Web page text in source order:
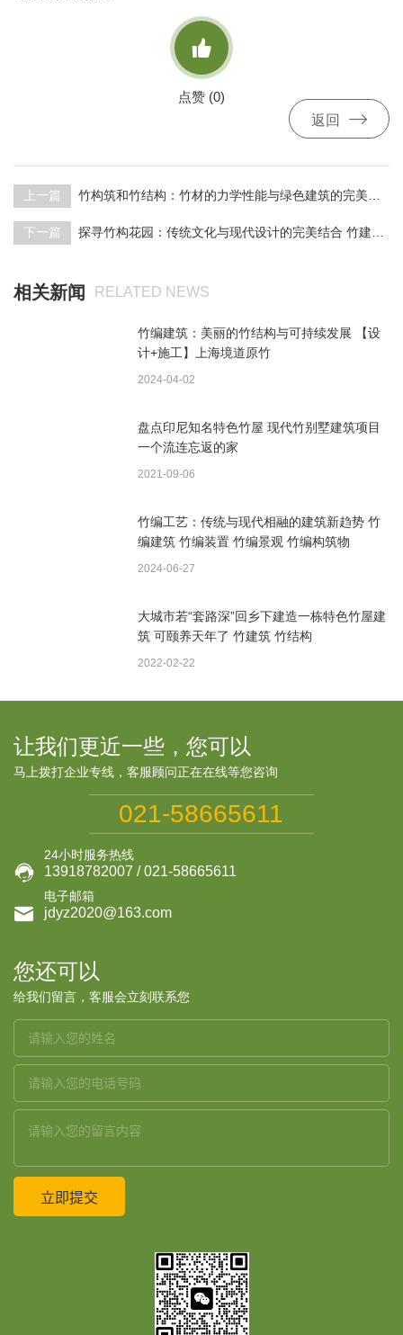

点赞 (0)
返回

上一篇
下一篇
相关新闻 RELATED NEWS
竹编建筑：美丽的竹结构与可持续发展 【设
计+施工】上海境道原竹
2024-04-02
盘点印尼知名特色竹屋 现代竹别墅建筑项目
一个流连忘返的家
2021-09-06
竹编工艺：传统与现代相融的建筑新趋势 竹
编建筑 竹编装置 竹编景观 竹编构筑物
2024-06-27
大城市若“套路深”回乡下建造一栋特色竹屋建
筑 可颐养天年了 竹建筑 竹结构
2022-02-22
让我们更近一些，您可以
马上拨打企业专线，客服顾问正在在线等您咨询
021-58665611

24小时服务热线
13918782007 / 021-58665611

电子邮箱
jdyz2020@163.com
您还可以
给我们留言，客服会立刻联系您